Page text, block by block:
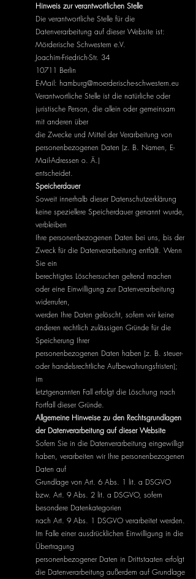
Hinweis zur verantwortlichen Stelle
Die verantwortliche Stelle für die
Datenverarbeitung auf dieser Website ist:
Mörderische Schwestern e.V.
Joachim-Friedrich-Str. 34
10711 Berlin
E-Mail: hamburg@moerderische-schwestern.eu
Verantwortliche Stelle ist die natürliche oder
juristische Person, die allein oder gemeinsam
mit anderen über
die Zwecke und Mittel der Verarbeitung von
personenbezogenen Daten (z. B. Namen, E-
Mail-Adressen o. Ä.)
entscheidet.
Speicherdauer
Soweit innerhalb dieser Datenschutzerklärung
keine speziellere Speicherdauer genannt wurde,
verbleiben
Ihre personenbezogenen Daten bei uns, bis der
Zweck für die Datenverarbeitung entfällt. Wenn
Sie ein
berechtigtes Löschersuchen geltend machen
oder eine Einwilligung zur Datenverarbeitung
widerrufen,
werden Ihre Daten gelöscht, sofern wir keine
anderen rechtlich zulässigen Gründe für die
Speicherung Ihrer
personenbezogenen Daten haben (z. B. steuer-
oder handelsrechtliche Aufbewahrungsfristen);
im
letztgenannten Fall erfolgt die Löschung nach
Fortfall dieser Gründe.
Allgemeine Hinweise zu den Rechtsgrundlagen
der Datenverarbeitung auf dieser Website
Sofern Sie in die Datenverarbeitung eingewilligt
haben, verarbeiten wir Ihre personenbezogenen
Daten auf
Grundlage von Art. 6 Abs. 1 lit. a DSGVO
bzw. Art. 9 Abs. 2 lit. a DSGVO, sofern
besondere Datenkategorien
nach Art. 9 Abs. 1 DSGVO verarbeitet werden.
Im Falle einer ausdrücklichen Einwilligung in die
Übertragung
personenbezogener Daten in Drittstaaten erfolgt
die Datenverarbeitung außerdem auf Grundlage